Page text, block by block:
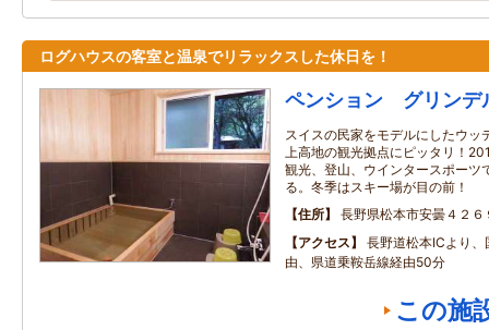
ログハウスの客室と温泉でリラックスした休日を！
ペンション グリンデ
スイスの民家をモデルにしたウッ
上高地の観光拠点にピッタリ！
観光、登山、ウインタースポーツ
る。冬季はスキー場が目の前！
住所
長野県松本市安曇４２６
アクセス
長野道松本ICより
由、県道乗鞍岳線経由50分
この施